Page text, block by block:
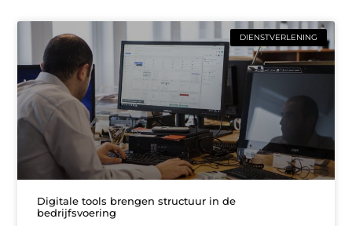
DIENSTVERLENING
Digitale tools brengen structuur in de
bedrijfsvoering